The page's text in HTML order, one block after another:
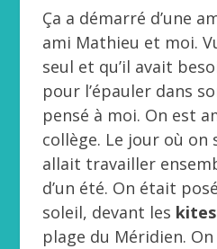
Ça a démarré d’une
ami Mathieu et moi.
seul et qu’il avait
pour l’épauler dans
pensé à moi. On est
collège. Le jour où on
allait travailler
d’un été. On était
soleil, devant les
plage du Méridien.